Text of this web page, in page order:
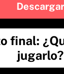
Descargar
final:
jugarlo?